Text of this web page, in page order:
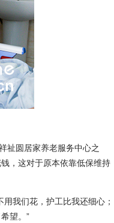
祉圆居家养老服务中心之
，这对于原本依靠低保维持
我们花，护工比我还细心；
望。”